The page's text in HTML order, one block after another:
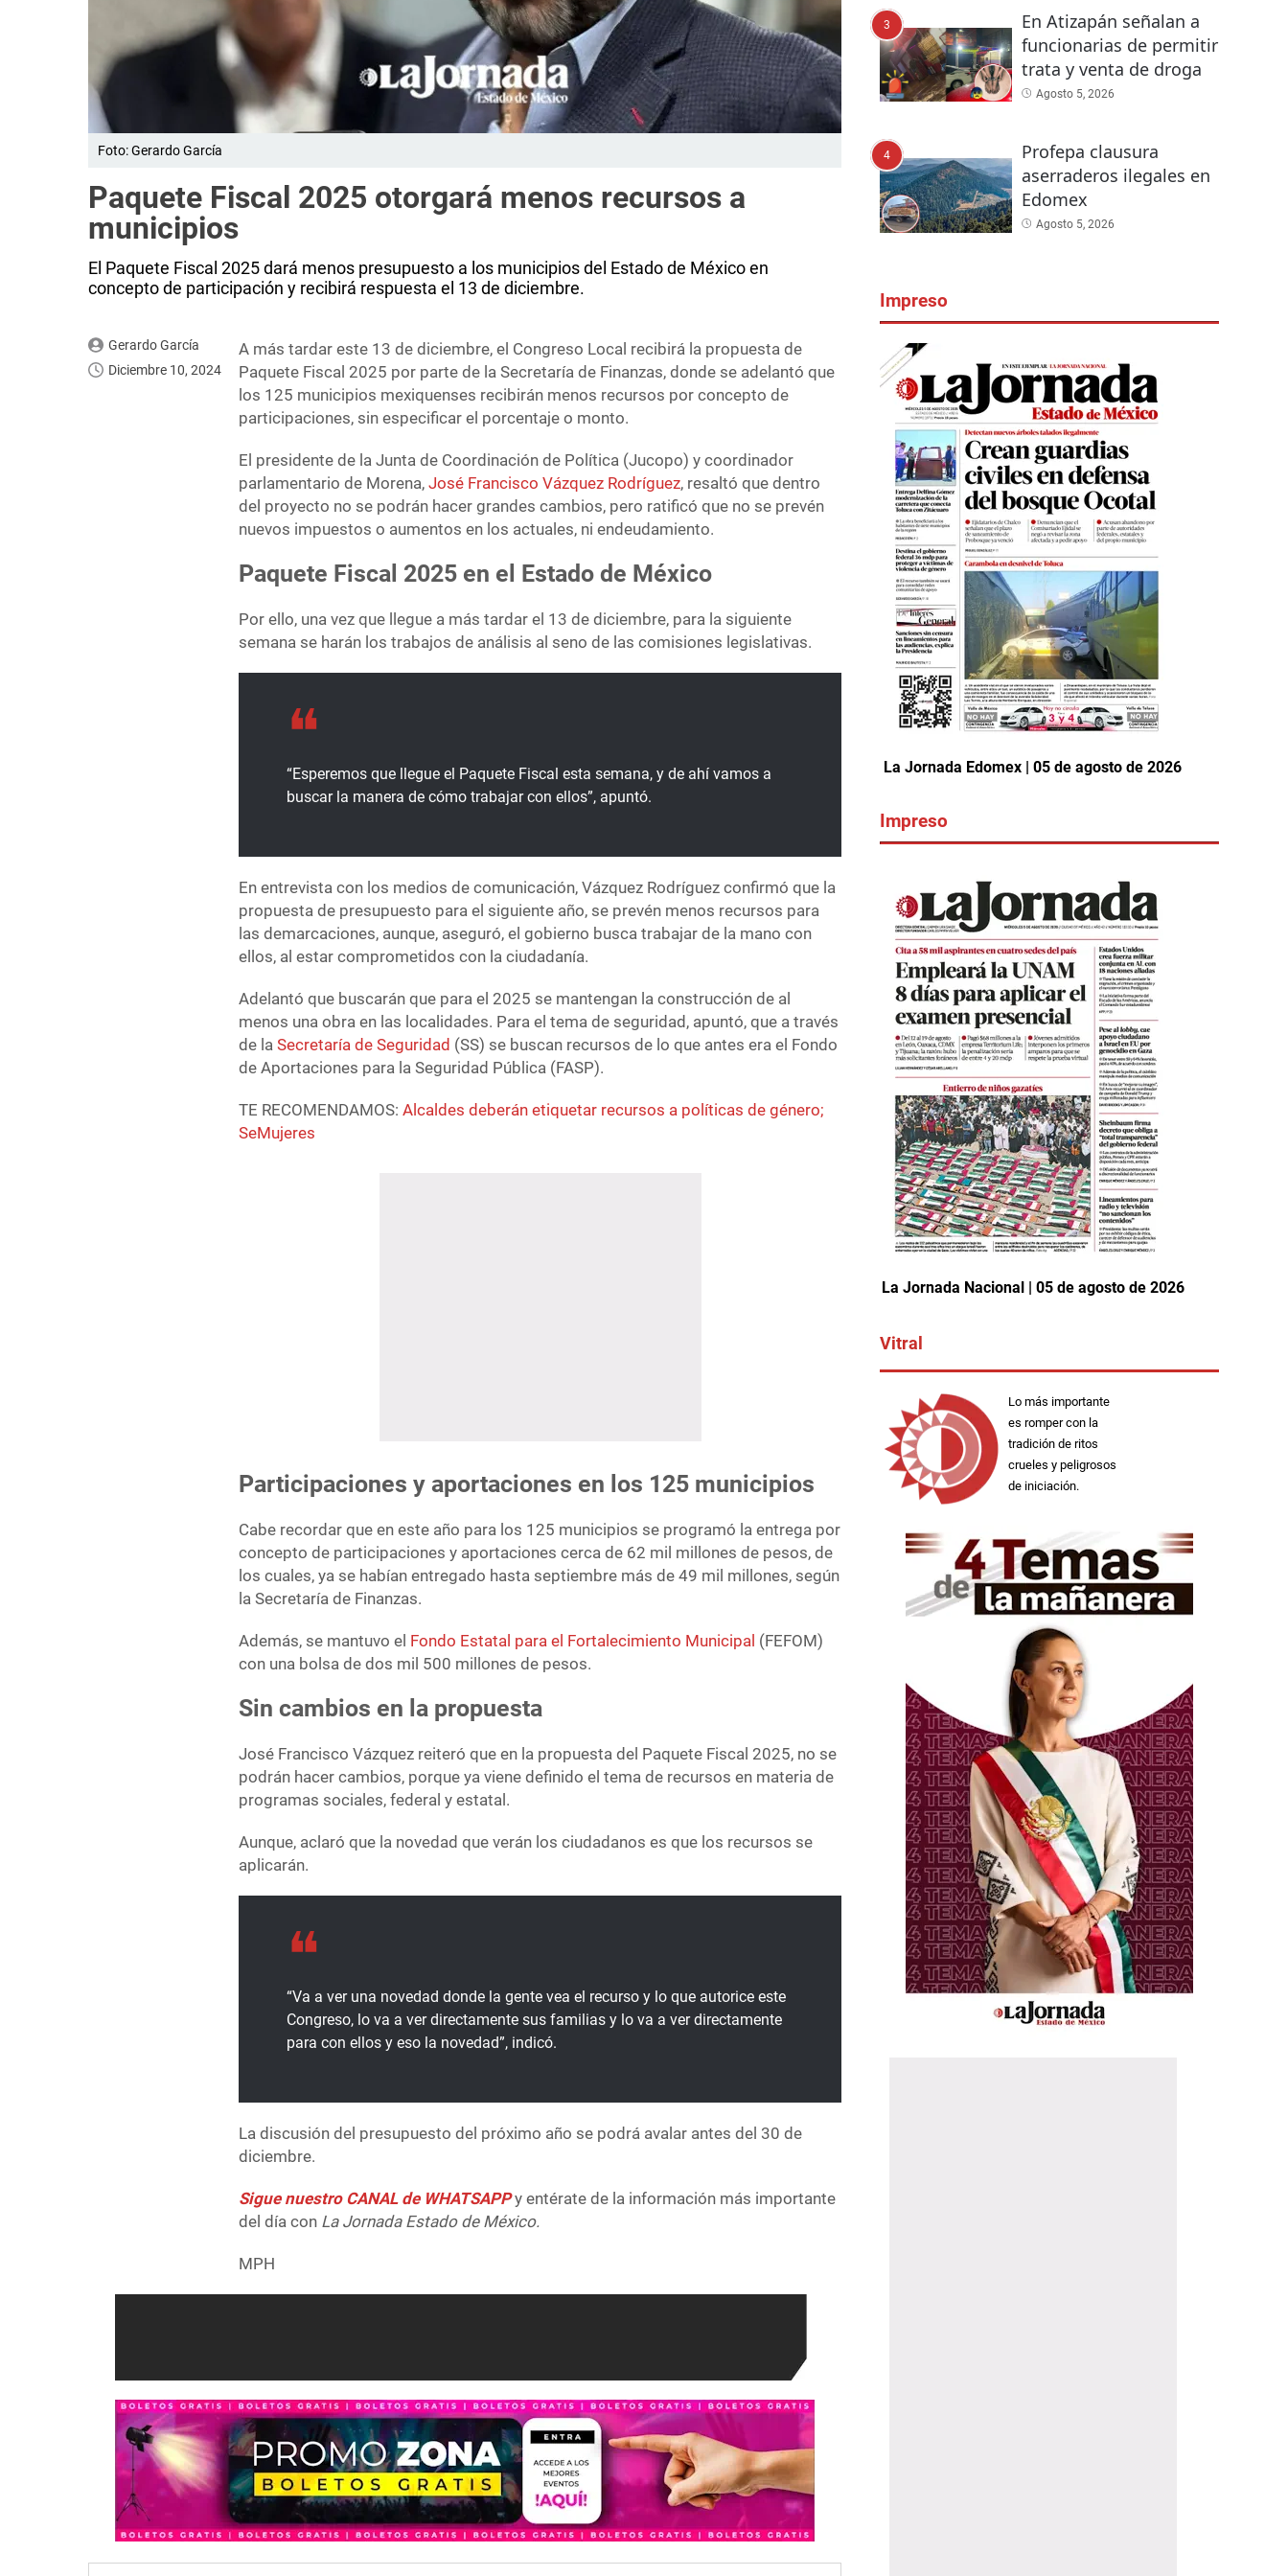
Foto: Gerardo García
Paquete Fiscal 2025 otorgará menos recursos a
municipios
El Paquete Fiscal 2025 dará menos presupuesto a los municipios del Estado de México en
concepto de participación y recibirá respuesta el 13 de diciembre.
Gerardo García
Diciembre 10, 2024
A más tardar este 13 de diciembre, el Congreso Local recibirá la propuesta de
Paquete Fiscal 2025 por parte de la Secretaría de Finanzas, donde se adelantó que
los 125 municipios mexiquenses recibirán menos recursos por concepto de
participaciones, sin especificar el porcentaje o monto.
El presidente de la Junta de Coordinación de Política (Jucopo) y coordinador
parlamentario de Morena,José Francisco Vázquez Rodríguez, resaltó que dentro
del proyecto no se podrán hacer grandes cambios, pero ratificó que no se prevén
nuevos impuestos o aumentos en los actuales, ni endeudamiento.
Paquete Fiscal 2025 en el Estado de México
Por ello, una vez que llegue a más tardar el 13 de diciembre, para la siguiente
semana se harán los trabajos de análisis al seno de las comisiones legislativas.
“Esperemos que llegue el Paquete Fiscal esta semana, y de ahí vamos a
buscar la manera de cómo trabajar con ellos”, apuntó.
En entrevista con los medios de comunicación, Vázquez Rodríguez confirmó que la
propuesta de presupuesto para el siguiente año, se prevén menos recursos para
las demarcaciones, aunque, aseguró, el gobierno busca trabajar de la mano con
ellos, al estar comprometidos con la ciudadanía.
Adelantó que buscarán que para el 2025 se mantengan la construcción de al
menos una obra en las localidades. Para el tema de seguridad, apuntó, que a través
de laSecretaría de Seguridad (SS) se buscan recursos de lo que antes era el Fondo
de Aportaciones para la Seguridad Pública (FASP).
TE RECOMENDAMOS:Alcaldes deberán etiquetar recursos a políticas de género;
SeMujeres
Participaciones y aportaciones en los 125 municipios
Cabe recordar que en este año para los 125 municipios se programó la entrega por
concepto de participaciones y aportaciones cerca de 62 mil millones de pesos, de
los cuales, ya se habían entregado hasta septiembre más de 49 mil millones, según
la Secretaría de Finanzas.
Además, se mantuvo el Fondo Estatal para el Fortalecimiento Municipal (FEFOM)
con una bolsa de dos mil 500 millones de pesos.
Sin cambios en la propuesta
José Francisco Vázquez reiteró que en la propuesta del Paquete Fiscal 2025, no se
podrán hacer cambios, porque ya viene definido el tema de recursos en materia de
programas sociales, federal y estatal.
Aunque, aclaró que la novedad que verán los ciudadanos es que los recursos se
aplicarán.
“Va a ver una novedad donde la gente vea el recurso y lo que autorice este
Congreso, lo va a ver directamente sus familias y lo va a ver directamente
para con ellos y eso la novedad”, indicó.
La discusión del presupuesto del próximo año se podrá avalar antes del 30 de
diciembre.
Sigue nuestro CANAL de WHATSAPP y entérate de la información más importante
del día con La Jornada Estado de México.
MPH
3
En Atizapán señalan a
funcionarias de permitir
trata y venta de droga
Agosto 5, 2026
4
Profepa clausura
aserraderos ilegales en
Edomex
Agosto 5, 2026
Impreso
La Jornada Edomex | 05 de agosto de 2026
Impreso
La Jornada Nacional | 05 de agosto de 2026
Vitral
Lo más importante
es romper con la
tradición de ritos
crueles y peligrosos
de iniciación.